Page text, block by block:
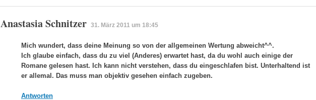
Anastasia Schnitzer 31. März 2011 um 18:45
Mich wundert, dass deine Meinung so von der allgemeinen Wertung abweicht^^.
Ich glaube einfach, dass du zu viel (Anderes) erwartet hast, da du wohl auch einige der
Romane gelesen hast. Ich kann nicht verstehen, dass du eingeschlafen bist. Unterhaltend ist
er allemal. Das muss man objektiv gesehen einfach zugeben.
Antworten